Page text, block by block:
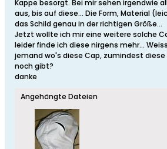
Kappe besorgt. Bei mir sehen irgendwie
aus, bis auf diese... Die Form, Material
das Schild genau in der richtigen Größe...
Jetzt wollte ich mir eine weitere solche
leider finde ich diese nirgens mehr...
jemand wo's diese Cap, zumindest diese
noch gibt?
danke
Angehängte Dateien